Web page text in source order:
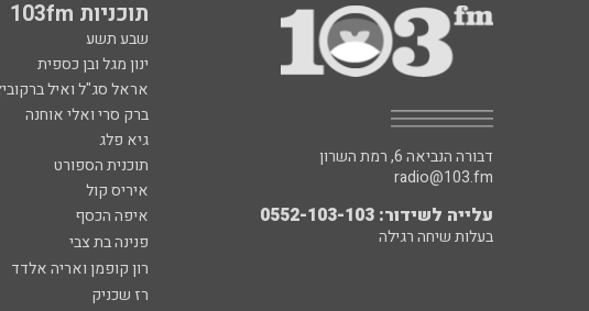
תוכניות 103fm
שבע תשע
ינון מגל ובן כספית
אראל סג"ל ואיל
ברק סרי ואלי אוחנה
גיא פלג
תוכנית הספורט
איריס קול
איפה הכסף
פנינה בת צבי
רון קופמן ואריה אלדד
רז שכניק
דבורה הנביאה 6, רמת השרון
radio@103.fm
עלייה לשידור: 0552-103-103
בעלות שיחה רגילה